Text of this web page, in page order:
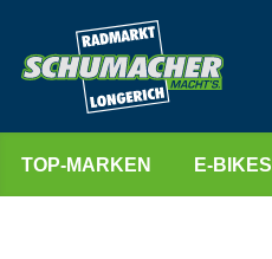
TOP-MARKEN E-BIKES